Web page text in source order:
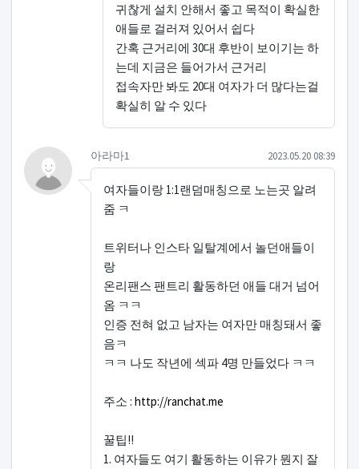
귀찮게 설치 안해서 좋고 목적이 확실한
애들로 걸러져 있어서 쉽다
간혹 근거리에 30대 후반이 보이기는 하
는데 지금은 들어가서 근거리
접속자만 봐도 20대 여자가 더 많다는걸
확실히 알 수 있다
아라마1님의 댓글
아라마1 작성일
2023.05.20 08:39
여자들이랑 1:1랜덤매칭으로 노는곳 알려
줌 ㅋ
트위터나 인스타 일탈계에서 놀던애들이
랑
온리팬스 팬트리 활동하던 애들 대거 넘어
옴 ㅋㅋ
인증 전혀 없고 남자는 여자만 매칭돼서 좋
음ㅋ
ㅋㅋ 나도 작년에 섹파 4명 만들었다 ㅋㅋ
주소 : http://ranchat.me
꿀팁!!
1. 여자들도 여기 활동하는 이유가 뭔지 잘